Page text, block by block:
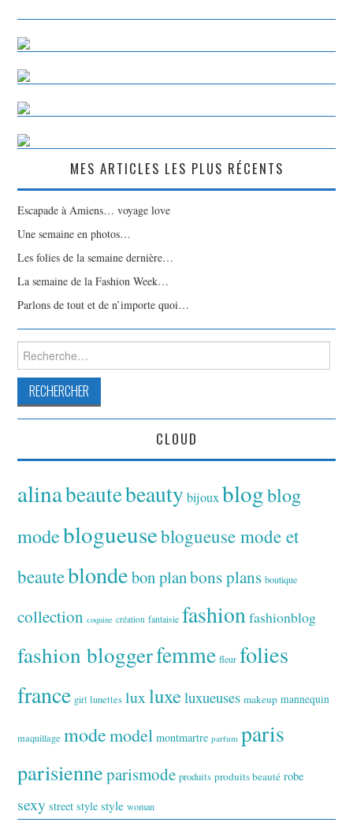
MES ARTICLES LES PLUS RÉCENTS
Escapade à Amiens… voyage love
Une semaine en photos…
Les folies de la semaine dernière…
La semaine de la Fashion Week…
Parlons de tout et de n’importe quoi…
Rechercher :
CLOUD
alinabeautebeauty bijoux blogblog
modeblogueuseblogueuse mode et
beauteblondebon planbons plans boutique
collection coquine création fantaisie fashionfashionblog
fashion bloggerfemme fleur folies
france girl lunettes luxluxeluxueuses makeup mannequin
maquillage modemodel montmartre parfum paris
parisienneparismode produits produits beauté robe
sexy street style style woman